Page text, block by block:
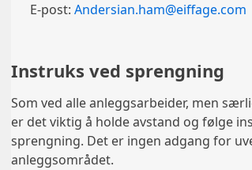
E-post: Andersian.ham@eiffage.com
Instruks ved sprengning
Som ved alle anleggsarbeider, men
er det viktig å holde avstand og følge
sprengning. Det er ingen adgang for
anleggsområdet.